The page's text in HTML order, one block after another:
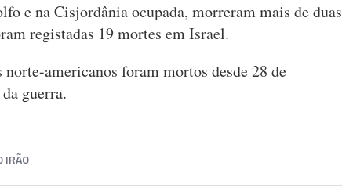
e na Cisjordânia ocupada, morreram mais de duas
registadas 19 mortes em Israel.
americanos foram mortos desde 28 de
guerra.
IRÃO